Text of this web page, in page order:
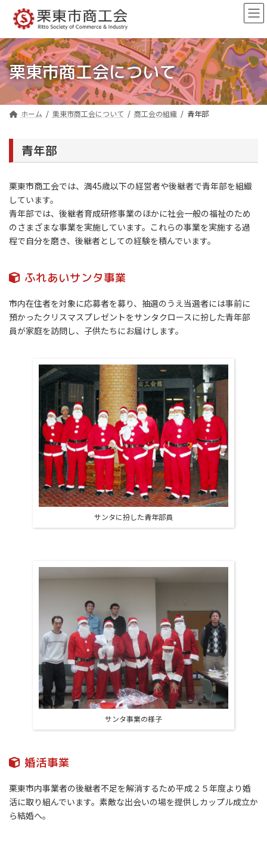
ン
ツ
へ
ス
キ
ッ
ー
シ
ョ
ン
に
移
栗東市商工会について
ホーム 栗東市商工会について 商工会の組織 青年部
青年部
栗東市商工会では、満45歳以下の経営者や後継者で青年部を組織
しています。
青年部では、後継者育成研修事業のほかに社会一般の福祉のため
のさまざまな事業を実施しています。これらの事業を実施する過
程で自分を磨き、後継者としての経験を積んでいます。
ふれあいサンタ事業
市内在住者を対象に応募者を募り、抽選のうえ当選者には事前に
預かったクリスマスプレゼントをサンタクロースに扮した青年部
員が家庭を訪問し、子供たちにお届けします。
サンタに扮した青年部員
サンタ事業の様子
婚活事業
栗東市内事業者の後継者不足を解消するため平成２５年度より婚
活に取り組んでいます。素敵な出会いの場を提供しカップル成立か
ら結婚へ。